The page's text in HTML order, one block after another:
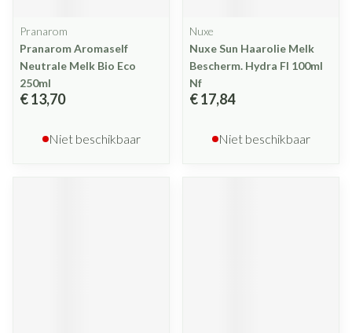
Pranarom
Pranarom Aromaself
Neutrale Melk Bio Eco
250ml
€ 13,70
Niet beschikbaar
Nuxe
Nuxe Sun Haarolie Melk
Bescherm. Hydra Fl 100ml
Nf
€ 17,84
Niet beschikbaar